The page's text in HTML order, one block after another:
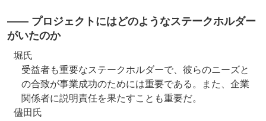
―― プロジェクトにはどのようなステークホルダー
がいたのか
堀氏
受益者も重要なステークホルダーで、彼らのニーズと
の合致が事業成功のためには重要である。また、企業
関係者に説明責任を果たすことも重要だ。
儘田氏